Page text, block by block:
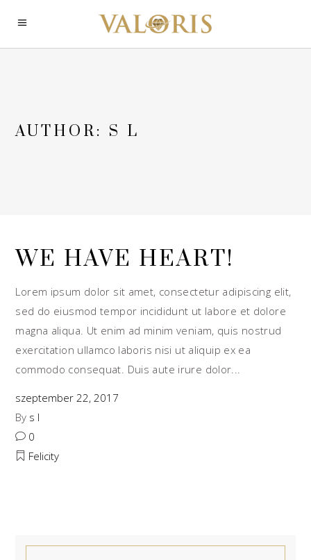
AUTHOR: S L
WE HAVE HEART!
Lorem ipsum dolor sit amet, consectetur adipiscing elit,
sed do eiusmod tempor incididunt ut labore et dolore
magna aliqua. Ut enim ad minim veniam, quis nostrud
exercitation ullamco laboris nisi ut aliquip ex ea
commodo consequat. Duis aute irure dolor
szeptember 22, 2017
By s l
0
Felicity